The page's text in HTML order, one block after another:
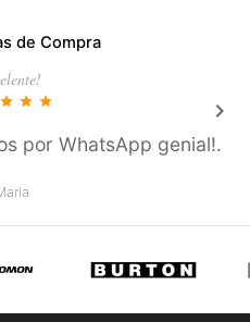
de Compra
star star star
por WhatsApp genial!.
keyboard_arrow_right